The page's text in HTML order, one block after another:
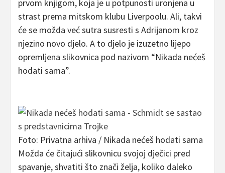
prvom knjigom, koja je u potpunosti uronjena u
strast prema mitskom klubu Liverpoolu. Ali, takvi
će se možda već sutra susresti s Adrijanom kroz
njezino novo djelo. A to djelo je izuzetno lijepo
opremljena slikovnica pod nazivom “Nikada nećeš
hodati sama”.
Foto: Privatna arhiva / Nikada nećeš hodati sama
Možda će čitajući slikovnicu svojoj dječici pred
spavanje, shvatiti što znači želja, koliko daleko